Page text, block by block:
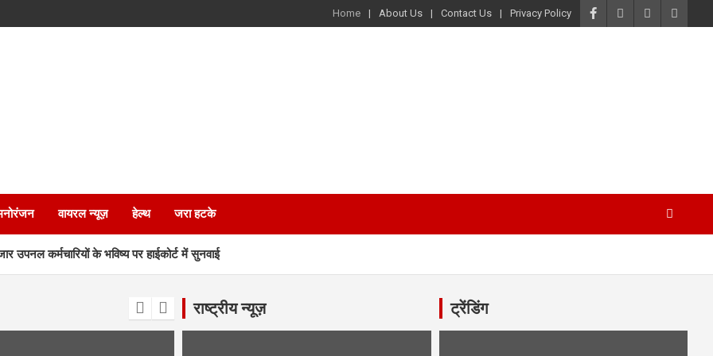
Home About Us Contact Us Privacy Policy
वायरल न्यूज़ हेल्थ जरा हटके
कर्मचारियों के भविष्य पर हाईकोर्ट में सुनवाई
नोटिस, अनमैप्ड वोटरों पर विशेष फोकस
राष्ट्रीय न्यूज़ ट्रेंडिंग